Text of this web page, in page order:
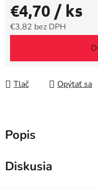
€4,70 / ks
€3,82 bez DPH
Tlač Opýtať sa
Popis
Diskusia